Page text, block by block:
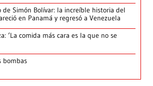
de Simón Bolívar: la increíble historia del
en Panamá y regresó a Venezuela
‘La comida más cara es la que no se
bombas